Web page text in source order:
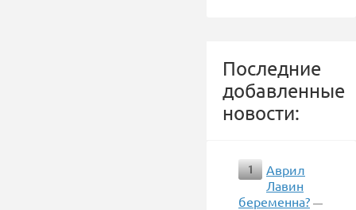
Последние
добавленные
новости:
1
Аврил
Лавин
беременна? —